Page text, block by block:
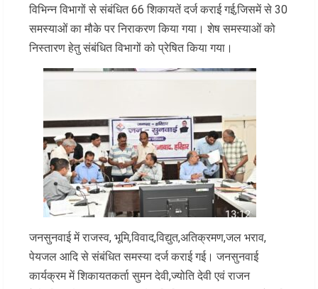
विभिन्न विभागों से संबंधित 66 शिकायतें दर्ज कराई गई,जिसमें से 30
समस्याओं का मौके पर निराकरण किया गया। शेष समस्याओं को
निस्तारण हेतु संबंधित विभागों को प्रेषित किया गया।
जनसुनवाई में राजस्व, भूमि,विवाद,विद्युत,अतिक्रमण,जल भराव,
पेयजल आदि से संबंधित समस्या दर्ज कराई गई। जनसुनवाई
कार्यक्रम में शिकायतकर्ता सुमन देवी,ज्योति देवी एवं राजन